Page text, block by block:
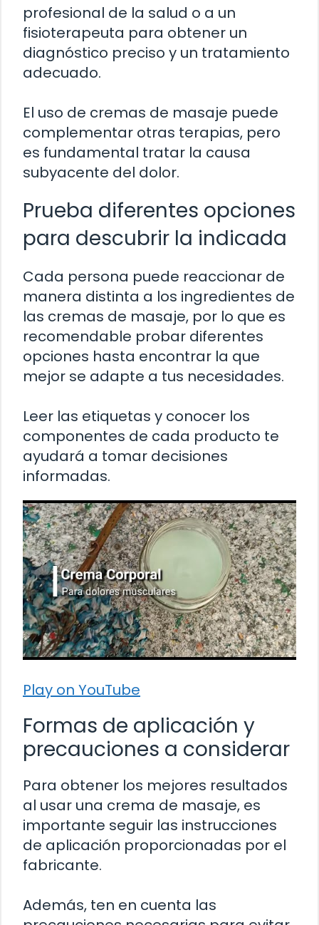
profesional de la salud o a un
fisioterapeuta para obtener un
diagnóstico preciso y un tratamiento
adecuado.
El uso de cremas de masaje puede
complementar otras terapias, pero
es fundamental tratar la causa
subyacente del dolor.
Prueba diferentes opciones
para descubrir la indicada
Cada persona puede reaccionar de
manera distinta a los ingredientes de
las cremas de masaje, por lo que es
recomendable probar diferentes
opciones hasta encontrar la que
mejor se adapte a tus necesidades.
Leer las etiquetas y conocer los
componentes de cada producto te
ayudará a tomar decisiones
informadas.
Play on YouTube
Formas de aplicación y
precauciones a considerar
Para obtener los mejores resultados
al usar una crema de masaje, es
importante seguir las instrucciones
de aplicación proporcionadas por el
fabricante.
Además, ten en cuenta las